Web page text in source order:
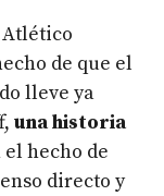
de que el
lleve ya
una historia
el hecho de
directo y